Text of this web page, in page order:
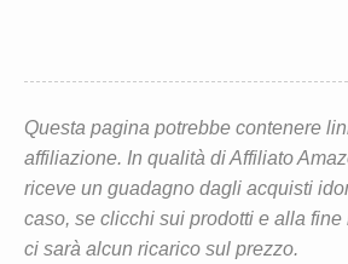
Questa pagina potrebbe contenere
affiliazione. In qualità di Affiliato
riceve un guadagno dagli acquisti
caso, se clicchi sui prodotti e alla fine
ci sarà alcun ricarico sul prezzo.